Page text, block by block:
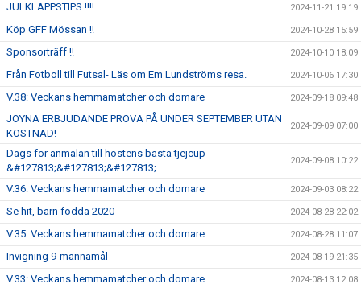
JULKLAPPSTIPS !!!! 2024-11-21 19:19
Köp GFF Mössan !! 2024-10-28 15:59
Sponsorträff !! 2024-10-10 18:09
Från Fotboll till Futsal- Läs om Em Lundströms resa. 2024-10-06 17:30
V.38: Veckans hemmamatcher och domare 2024-09-18 09:48
JOYNA ERBJUDANDE PROVA PÅ UNDER SEPTEMBER UTAN
KOSTNAD!
2024-09-09 07:00
Dags för anmälan till höstens bästa tjejcup
&#127813;&#127813;&#127813;
2024-09-08 10:22
V.36: Veckans hemmamatcher och domare 2024-09-03 08:22
Se hit, barn födda 2020 2024-08-28 22:02
V.35: Veckans hemmamatcher och domare 2024-08-28 11:07
Invigning 9-mannamål 2024-08-19 21:35
V.33: Veckans hemmamatcher och domare 2024-08-13 12:08